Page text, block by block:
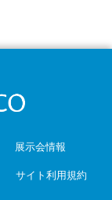
展示会情報
サイト利用規約